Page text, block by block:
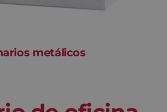
metálicos